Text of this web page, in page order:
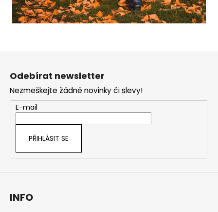
Z
Odebírat newsletter
Nezmeškejte žádné novinky či slevy!
E-mail
PŘIHLÁSIT SE
INFO